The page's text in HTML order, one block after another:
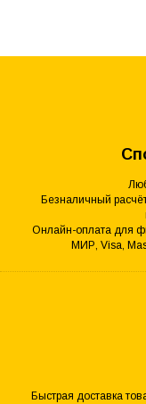
Безналичный
Онлайн-оплата для
МИР, Visa,
Быстрая доставка